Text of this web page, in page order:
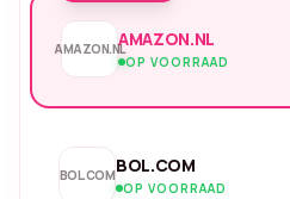
AMAZON.NLAMAZON.NL
OP VOORRAAD
BOL.COMBOL.COM
OP VOORRAAD